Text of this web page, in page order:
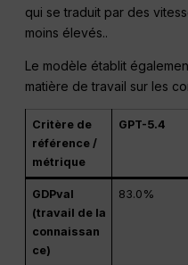
qui se traduit par des
moins élevés..
Le modèle établit
matière de travail sur les
Critère de
référence /
métrique
GPT-5.4
GDPval
(travail de la
connaissan
ce)
83.0%